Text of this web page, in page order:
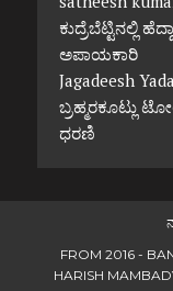
ಕುದ್ರೆಬೆಟ್ಟಿನಲ್ಲಿ
ಅಪಾಯಕಾರಿ
Jagadeesh
ಬ್ರಹ್ಮರಕೂಟ್ಲು
ಧರಣಿ
FROM 2016 -
HARISH